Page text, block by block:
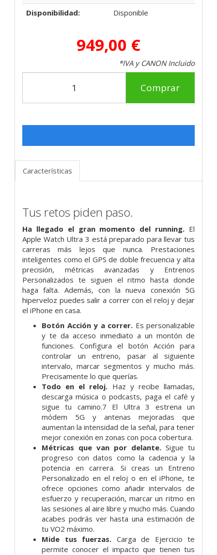
Disponibilidad:
Disponible
949,00 €
*IVA y CANON Incluido
Comprar
Características
Tus retos piden paso.
Ha llegado el gran momento del running. El
Apple Watch Ultra 3 está preparado para llevar tus
carreras más lejos que nunca. Prestaciones
inteligentes como el GPS de doble frecuencia y alta
precisión, métricas avanzadas y Entrenos
Personalizados te siguen el ritmo hasta donde
haga falta. Además, con la nueva conexión 5G
hiperveloz puedes salir a correr con el reloj y dejar
el iPhone en casa.
Botón Acción y a correr. Es personalizable
y te da acceso inmediato a un montón de
funciones. Configura el botón Acción para
controlar un entreno, pasar al siguiente
intervalo, marcar segmentos y mucho más.
Precisamente lo que querías.
Todo en el reloj. Haz y recibe llamadas,
descarga música o podcasts, paga el café y
sigue tu camino.7 El Ultra 3 estrena un
módem 5G y antenas mejoradas que
aumentan la intensidad de la señal, para tener
mejor conexión en zonas con poca cobertura.
Métricas que van por delante. Sigue tu
progreso con datos como la cadencia y la
potencia en carrera. Si creas un Entreno
Personalizado en el reloj o en el iPhone, te
ofrece opciones como añadir intervalos de
esfuerzo y recuperación, marcar un ritmo en
las sesiones al aire libre y mucho más. Cuando
acabes podrás ver hasta una estimación de
tu VO2 máximo.
Mide tus fuerzas. Carga de Ejercicio te
permite conocer el impacto que tienen tus